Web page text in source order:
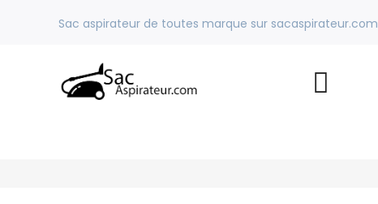
Sac aspirateur de toutes marque sur sacaspirateur.com